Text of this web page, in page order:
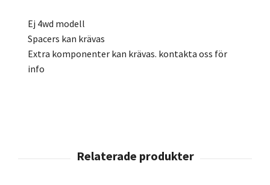
Ej 4wd modell
Spacers kan krävas
Extra komponenter kan krävas. kontakta oss för
info